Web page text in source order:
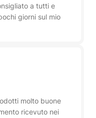
a tutti e
giorni sul mio
molto buone
ricevuto nei